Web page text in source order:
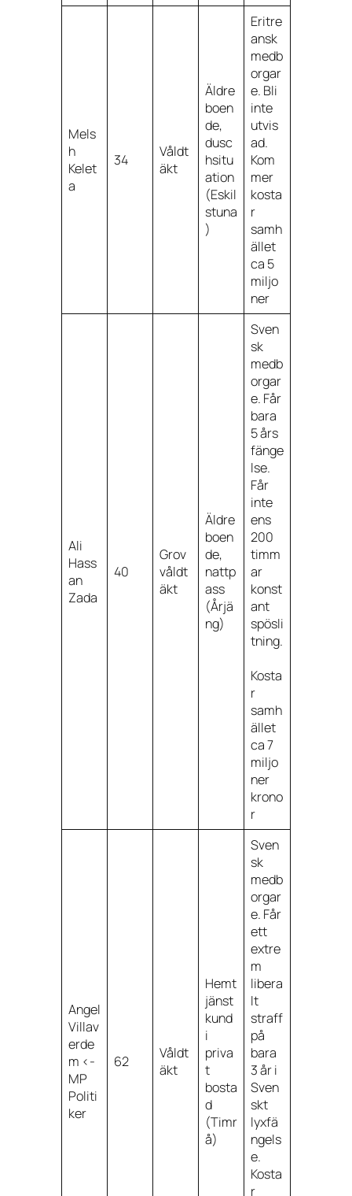
Mels
h
Kelet
a
34
Våldt
äkt
Äldre
boen
de,
dusc
hsitu
ation
(Eskil
stuna
)
Eritre
ansk
medb
orgar
e. Bli
inte
utvis
ad.
Kom
mer
kosta
r
samh
ället
ca 5
miljo
ner
Ali
Hass
an
Zada
40
Grov
våldt
äkt
Äldre
boen
de,
nattp
ass
(Årjä
ng)
Sven
sk
medb
orgar
e. Får
bara
5 års
fänge
lse.
Får
inte
ens
200
timm
ar
konst
ant
spösli
tning.
Kosta
r
samh
ället
ca 7
miljo
ner
krono
r
Angel
Villav
erde
m <-
MP
Politi
ker
62
Våldt
äkt
Hemt
jänst
kund
i
priva
t
bosta
d
(Timr
å)
Sven
sk
medb
orgar
e. Får
ett
extre
m
libera
lt
straff
på
bara
3 år i
Sven
skt
lyxfä
ngels
e.
Kosta
r